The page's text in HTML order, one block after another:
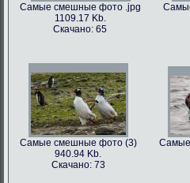
Самые смешные фото .jpg
1109.17 Kb.
Скачано: 65
Самые смешные фото (3)
940.94 Kb.
Скачано: 73